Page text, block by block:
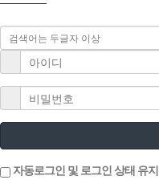
자동로그인 및 로그인 상태 유지